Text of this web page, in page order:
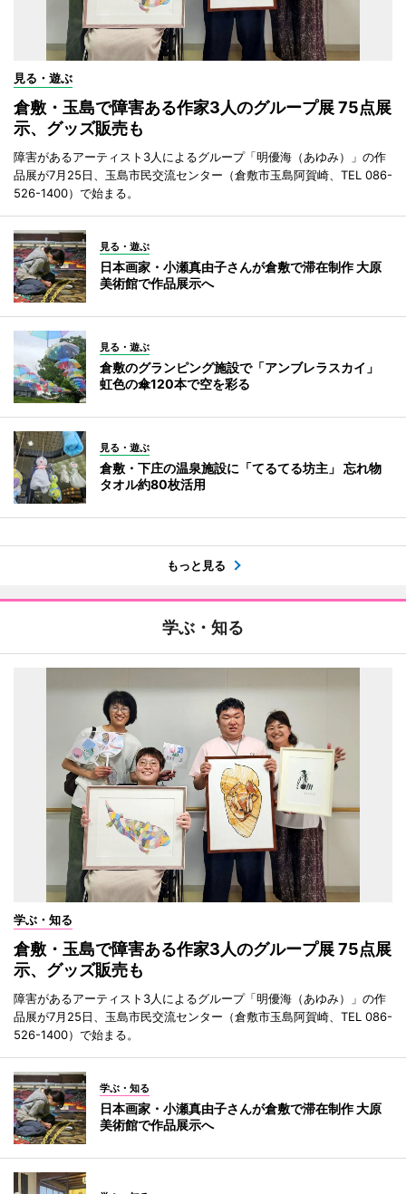
見る・遊ぶ
倉敷・玉島で障害ある作家3人のグループ展 75点展
示、グッズ販売も
障害があるアーティスト3人によるグループ「明優海（あゆみ）」の作
品展が7月25日、玉島市民交流センター（倉敷市玉島阿賀崎、TEL 086-
526-1400）で始まる。
見る・遊ぶ
日本画家・小瀬真由子さんが倉敷で滞在制作 大原
美術館で作品展示へ
見る・遊ぶ
倉敷のグランピング施設で「アンブレラスカイ」
虹色の傘120本で空を彩る
見る・遊ぶ
倉敷・下庄の温泉施設に「てるてる坊主」 忘れ物
タオル約80枚活用
もっと見る
学ぶ・知る
学ぶ・知る
倉敷・玉島で障害ある作家3人のグループ展 75点展
示、グッズ販売も
障害があるアーティスト3人によるグループ「明優海（あゆみ）」の作
品展が7月25日、玉島市民交流センター（倉敷市玉島阿賀崎、TEL 086-
526-1400）で始まる。
学ぶ・知る
日本画家・小瀬真由子さんが倉敷で滞在制作 大原
美術館で作品展示へ